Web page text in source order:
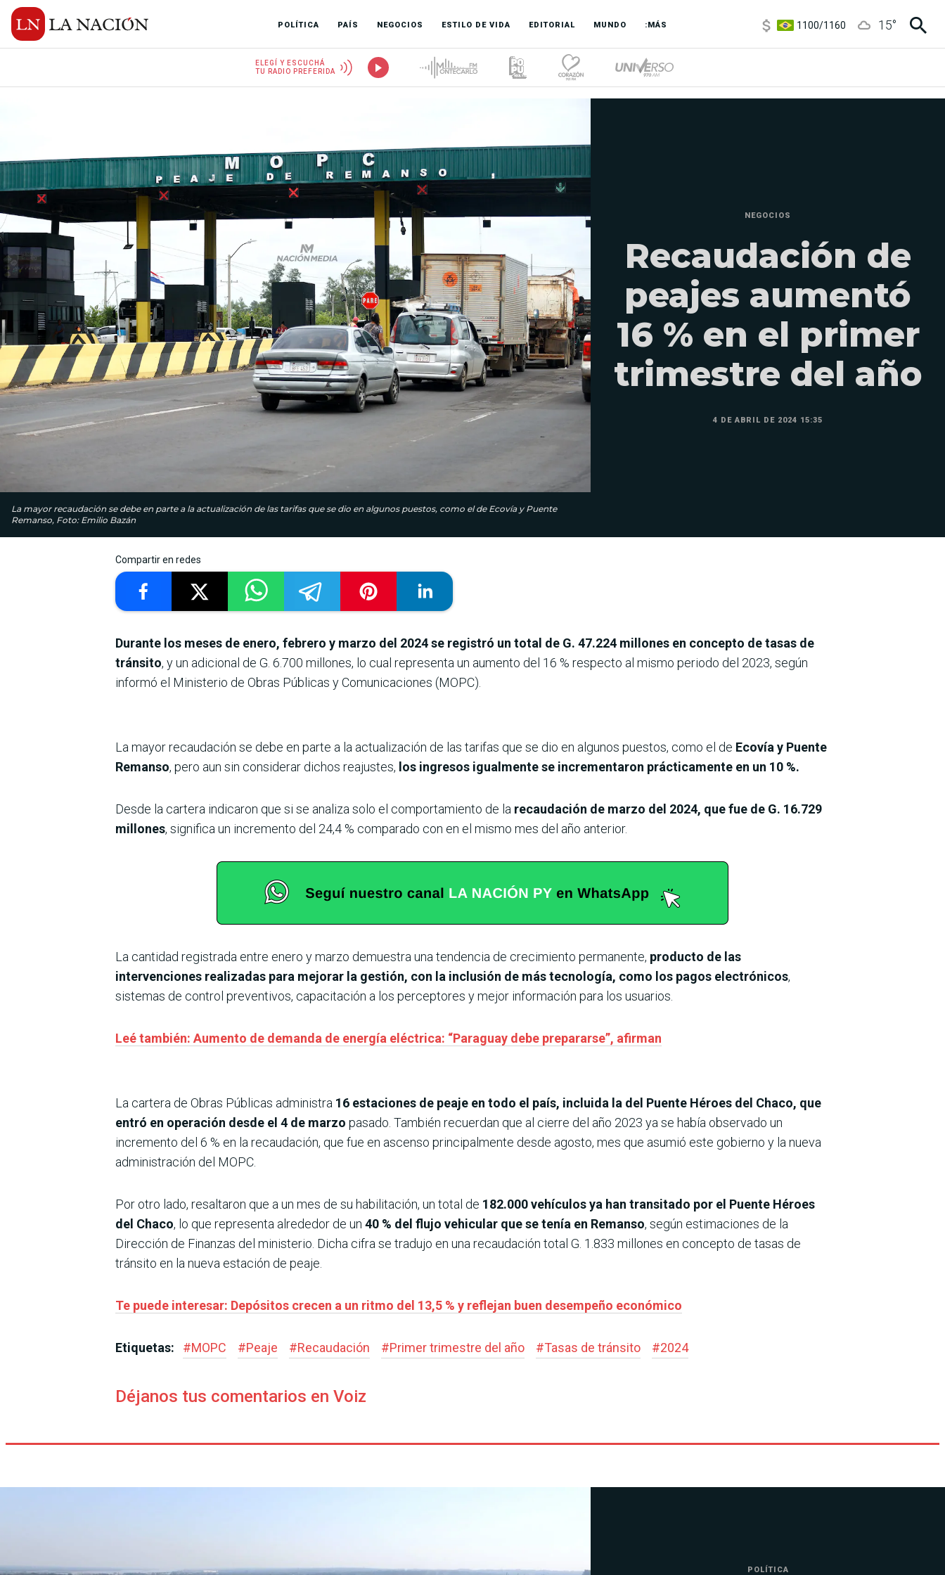
POLÍTICA PAÍS NEGOCIOS ESTILO DE VIDA EDITORIAL MUNDO :MÁS
3,8/4
15°
ELEGÍ Y ESCUCHÁ
TU RADIO PREFERIDA
La mayor recaudación se debe en parte a la actualización de las tarifas que se dio en algunos puestos, como el de Ecovía y Puente
Remanso, Foto: Emilio Bazán
NEGOCIOS
Recaudación de
peajes aumentó
16 % en el primer
trimestre del año
4 DE ABRIL DE 2024 15:35
Compartir en redes
Durante los meses de enero, febrero y marzo del 2024 se registró un total de G. 47.224 millones en concepto de tasas de
tránsito, y un adicional de G. 6.700 millones, lo cual representa un aumento del 16 % respecto al mismo periodo del 2023, según
informó el Ministerio de Obras Públicas y Comunicaciones (MOPC).
La mayor recaudación se debe en parte a la actualización de las tarifas que se dio en algunos puestos, como el de Ecovía y Puente
Remanso, pero aun sin considerar dichos reajustes, los ingresos igualmente se incrementaron prácticamente en un 10 %.
Desde la cartera indicaron que si se analiza solo el comportamiento de la recaudación de marzo del 2024, que fue de G. 16.729
millones, significa un incremento del 24,4 % comparado con en el mismo mes del año anterior.
La cantidad registrada entre enero y marzo demuestra una tendencia de crecimiento permanente, producto de las
intervenciones realizadas para mejorar la gestión, con la inclusión de más tecnología, como los pagos electrónicos,
sistemas de control preventivos, capacitación a los perceptores y mejor información para los usuarios.
Leé también: Aumento de demanda de energía eléctrica: “Paraguay debe prepararse”, afirman
La cartera de Obras Públicas administra 16 estaciones de peaje en todo el país, incluida la del Puente Héroes del Chaco, que
entró en operación desde el 4 de marzo pasado. También recuerdan que al cierre del año 2023 ya se había observado un
incremento del 6 % en la recaudación, que fue en ascenso principalmente desde agosto, mes que asumió este gobierno y la nueva
administración del MOPC.
Por otro lado, resaltaron que a un mes de su habilitación, un total de 182.000 vehículos ya han transitado por el Puente Héroes
del Chaco, lo que representa alrededor de un 40 % del flujo vehicular que se tenía en Remanso, según estimaciones de la
Dirección de Finanzas del ministerio. Dicha cifra se tradujo en una recaudación total G. 1.833 millones en concepto de tasas de
tránsito en la nueva estación de peaje.
Te puede interesar: Depósitos crecen a un ritmo del 13,5 % y reflejan buen desempeño económico
Etiquetas: #MOPC #Peaje #Recaudación #Primer trimestre del año #Tasas de tránsito #2024
Déjanos tus comentarios en Voiz
POLÍTICA